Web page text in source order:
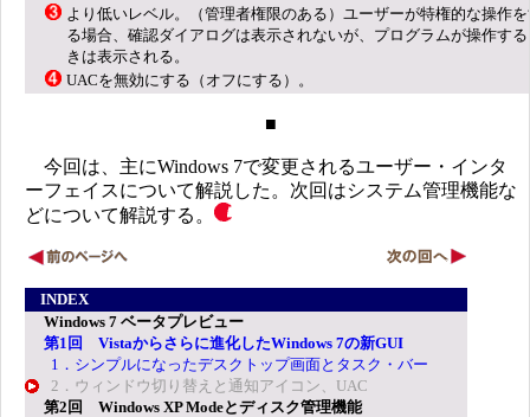
より低いレベル。（管理者権限のある）ユーザーが特権的な操作
る場合、確認ダイアログは表示されないが、プログラムが操作す
きは表示される。
UACを無効にする（オフにする）。
■
今回は、主にWindows 7で変更されるユーザー・インタ
ーフェイスについて解説した。次回はシステム管理機能な
どについて解説する。
INDEX
Windows 7 ベータプレビュー
第1回 Vistaからさらに進化したWindows 7の新GUI
1．シンプルになったデスクトップ画面とタスク・バー
2．ウィンドウ切り替えと通知アイコン、UAC
第2回 Windows XP Modeとディスク管理機能